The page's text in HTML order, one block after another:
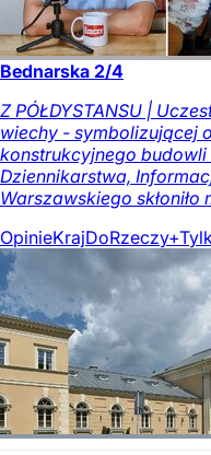
Bednarska 2/4
Z PÓŁDYSTANSU |
wiechy - symbolizującej
konstrukcyjnego budowli
Dziennikarstwa,
Warszawskiego skłoniło
OpinieKrajDoRzeczy+